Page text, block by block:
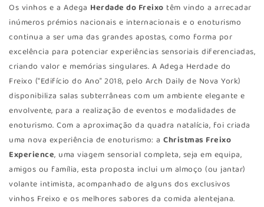
Os vinhos e a Adega Herdade do Freixo têm vindo a arrecadar
inúmeros prémios nacionais e internacionais e o enoturismo
continua a ser uma das grandes apostas, como forma por
excelência para potenciar experiências sensoriais diferenciadas,
criando valor e memórias singulares. A Adega Herdade do
Freixo (“Edifício do Ano” 2018, pelo Arch Daily de Nova York)
disponibiliza salas subterrâneas com um ambiente elegante e
envolvente, para a realização de eventos e modalidades de
enoturismo. Com a aproximação da quadra natalícia, foi criada
uma nova experiência de enoturismo: a Christmas Freixo
Experience, uma viagem sensorial completa, seja em equipa,
amigos ou família, esta proposta inclui um almoço (ou jantar)
volante intimista, acompanhado de alguns dos exclusivos
vinhos Freixo e os melhores sabores da comida alentejana.